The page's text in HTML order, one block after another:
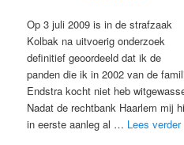
Op 3 juli 2009 is in de strafzaak
Kolbak na uitvoerig onderzoek
definitief geoordeeld dat ik de
panden die ik in 2002 van de
Endstra kocht niet heb
Nadat de rechtbank Haarlem mij
in eerste aanleg al … Lees verder